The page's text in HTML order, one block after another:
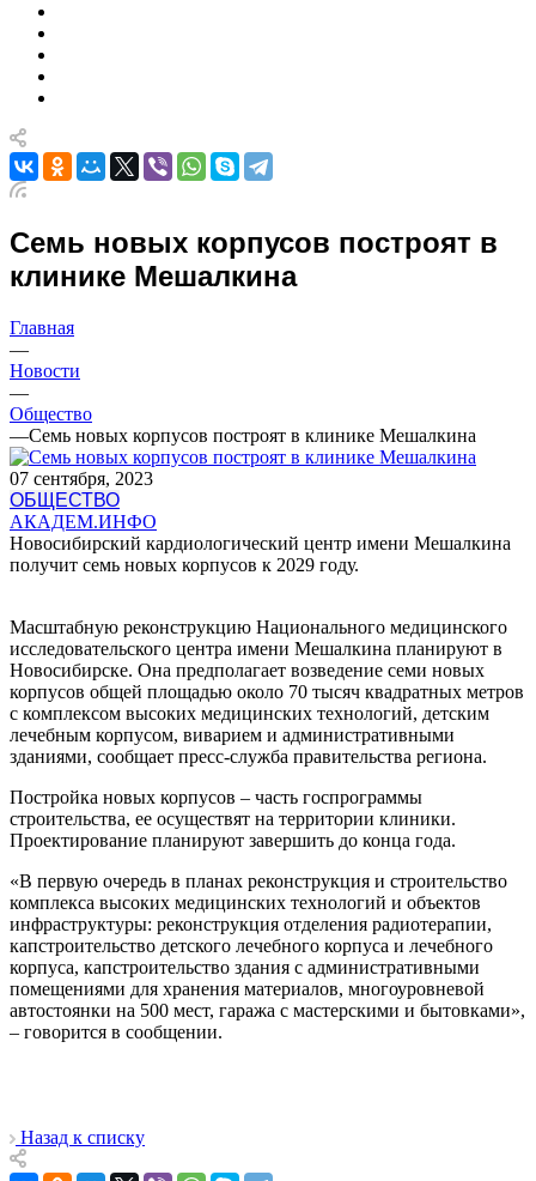
Семь новых корпусов построят в
клинике Мешалкина
Главная
—
Новости
—
Общество
—Семь новых корпусов построят в клинике Мешалкина
07 сентября, 2023
ОБЩЕСТВО
АКАДЕМ.ИНФО
Новосибирский кардиологический центр имени Мешалкина
получит семь новых корпусов к 2029 году.
Масштабную реконструкцию Национального медицинского
исследовательского центра имени Мешалкина планируют в
Новосибирске. Она предполагает возведение семи новых
корпусов общей площадью около 70 тысяч квадратных метров
с комплексом высоких медицинских технологий, детским
лечебным корпусом, виварием и административными
зданиями, сообщает пресс-служба правительства региона.
Постройка новых корпусов – часть госпрограммы
строительства, ее осуществят на территории клиники.
Проектирование планируют завершить до конца года.
«В первую очередь в планах реконструкция и строительство
комплекса высоких медицинских технологий и объектов
инфраструктуры: реконструкция отделения радиотерапии,
капстроительство детского лечебного корпуса и лечебного
корпуса, капстроительство здания с административными
помещениями для хранения материалов, многоуровневой
автостоянки на 500 мест, гаража с мастерскими и бытовками»,
– говорится в сообщении.
Назад к списку